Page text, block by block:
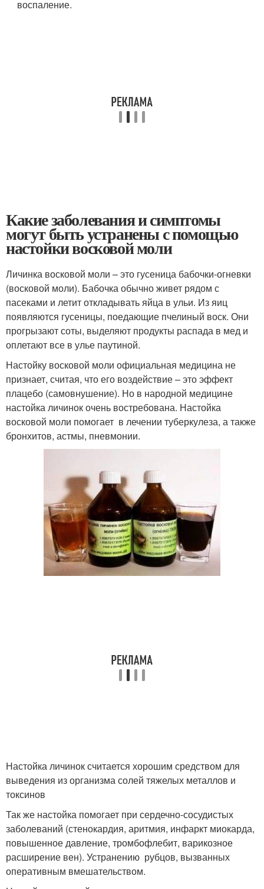
воспаление.
Какие заболевания и симптомы
могут быть устранены с помощью
настойки восковой моли
Личинка восковой моли – это гусеница бабочки-огневки
(восковой моли). Бабочка обычно живет рядом с
пасеками и летит откладывать яйца в ульи. Из яиц
появляются гусеницы, поедающие пчелиный воск. Они
прогрызают соты, выделяют продукты распада в мед и
оплетают все в улье паутиной.
Настойку восковой моли официальная медицина не
признает, считая, что его воздействие – это эффект
плацебо (самовнушение). Но в народной медицине
настойка личинок очень востребована. Настойка
восковой моли помогает в лечении туберкулеза, а также
бронхитов, астмы, пневмонии.
Настойка личинок считается хорошим средством для
выведения из организма солей тяжелых металлов и
токсинов
Так же настойка помогает при сердечно-сосудистых
заболеваний (стенокардия, аритмия, инфаркт миокарда,
повышенное давление, тромбофлебит, варикозное
расширение вен). Устранению рубцов, вызванных
оперативным вмешательством.